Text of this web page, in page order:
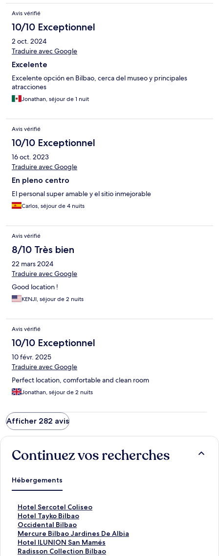
Avis vérifié
10/10 Exceptionnel
2 oct. 2024
Traduire avec Google
Excelente
Excelente opción en Bilbao, cerca del museo y principales
atracciones
Jonathan, séjour de 1 nuit
Avis vérifié
10/10 Exceptionnel
16 oct. 2023
Traduire avec Google
En pleno centro
El personal super amable y el sitio inmejorable
Carlos, séjour de 4 nuits
Avis vérifié
8/10 Très bien
22 mars 2024
Traduire avec Google
Good location !
KENJI, séjour de 2 nuits
Avis vérifié
10/10 Exceptionnel
10 févr. 2025
Traduire avec Google
Perfect location, comfortable and clean room
Jonathan, séjour de 2 nuits
Afficher 282 avis
Continuez vos recherches
Hébergements
Hotel Sercotel Coliseo
L
i
e
n
o
u
Hotel Tayko Bilbao
L
i
e
n
o
Occidental Bilbao
L
i
e
n
Mercure Bilbao Jardines De Albia
L
i
e
Hotel ILUNION San Mamés
L
iRadisson Collection Bilbao
L